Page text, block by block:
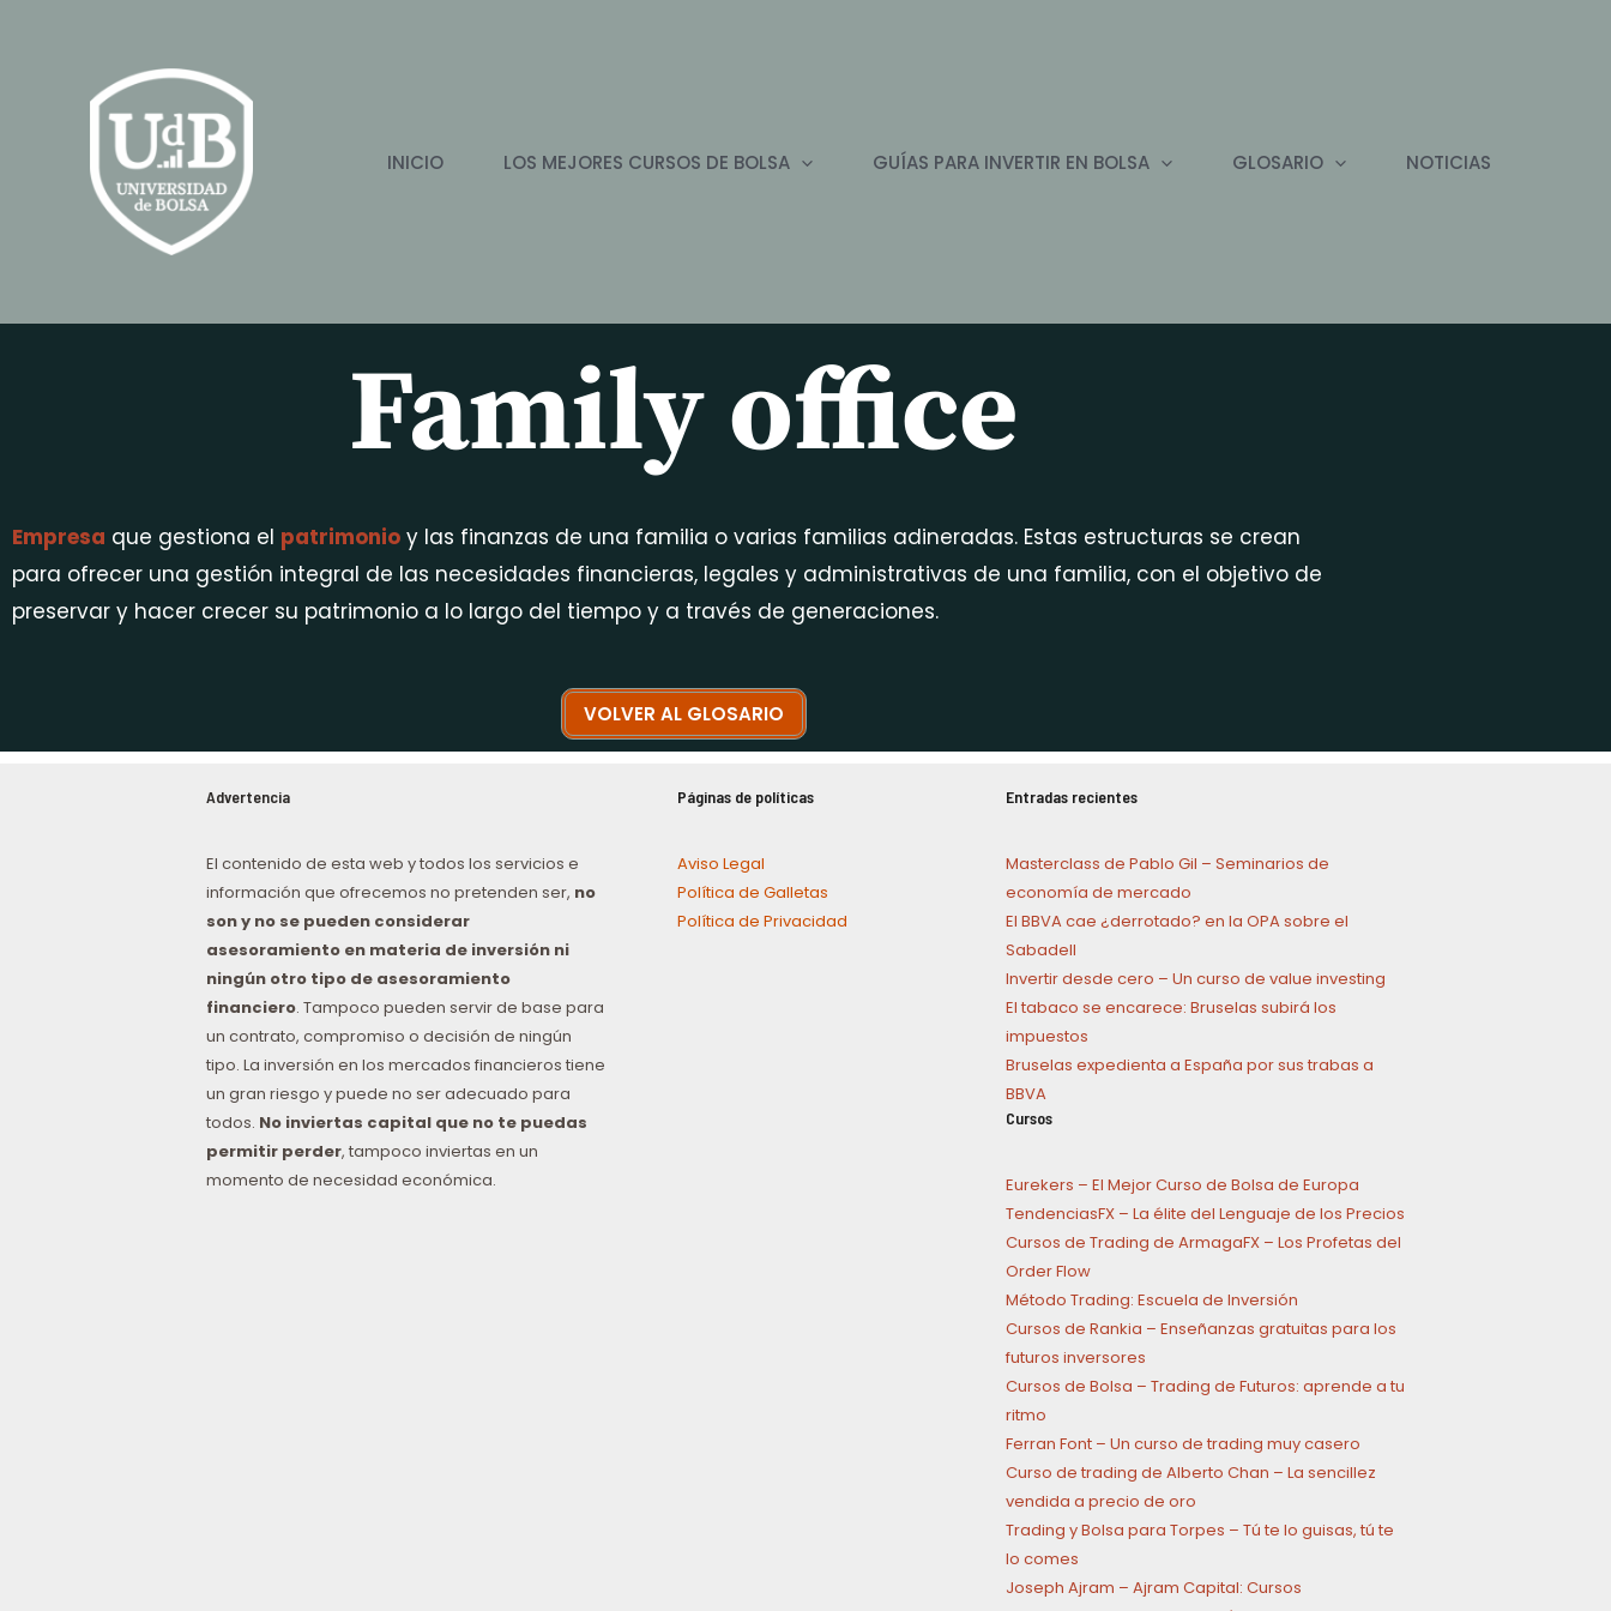
contenido
INICIO LOS MEJORES CURSOS DE BOLSA GUÍAS PARA INVERTIR EN BOLSA GLOSARIO NOTICIAS
Family office
Empresa que gestiona el patrimonio y las finanzas de una familia o varias familias adineradas. Estas estructuras se crean
para ofrecer una gestión integral de las necesidades financieras, legales y administrativas de una familia, con el objetivo de
preservar y hacer crecer su patrimonio a lo largo del tiempo y a través de generaciones.
VOLVER AL GLOSARIO
Advertencia
El contenido de esta web y todos los servicios e
información que ofrecemos no pretenden ser, no
son y no se pueden considerar
asesoramiento en materia de inversión ni
ningún otro tipo de asesoramiento
financiero. Tampoco pueden servir de base para
un contrato, compromiso o decisión de ningún
tipo. La inversión en los mercados financieros tiene
un gran riesgo y puede no ser adecuado para
todos. No inviertas capital que no te puedas
permitir perder, tampoco inviertas en un
momento de necesidad económica.
Páginas de políticas
Aviso Legal
Política de Galletas
Política de Privacidad
Entradas recientes
Masterclass de Pablo Gil – Seminarios de
economía de mercado
El BBVA cae ¿derrotado? en la OPA sobre el
Sabadell
Invertir desde cero – Un curso de value investing
El tabaco se encarece: Bruselas subirá los
impuestos
Bruselas expedienta a España por sus trabas a
BBVA
Cursos
Eurekers – El Mejor Curso de Bolsa de Europa
TendenciasFX – La élite del Lenguaje de los Precios
Cursos de Trading de ArmagaFX – Los Profetas del
Order Flow
Método Trading: Escuela de Inversión
Cursos de Rankia – Enseñanzas gratuitas para los
futuros inversores
Cursos de Bolsa – Trading de Futuros: aprende a tu
ritmo
Ferran Font – Un curso de trading muy casero
Curso de trading de Alberto Chan – La sencillez
vendida a precio de oro
Trading y Bolsa para Torpes – Tú te lo guisas, tú te
lo comes
Joseph Ajram – Ajram Capital: Cursos